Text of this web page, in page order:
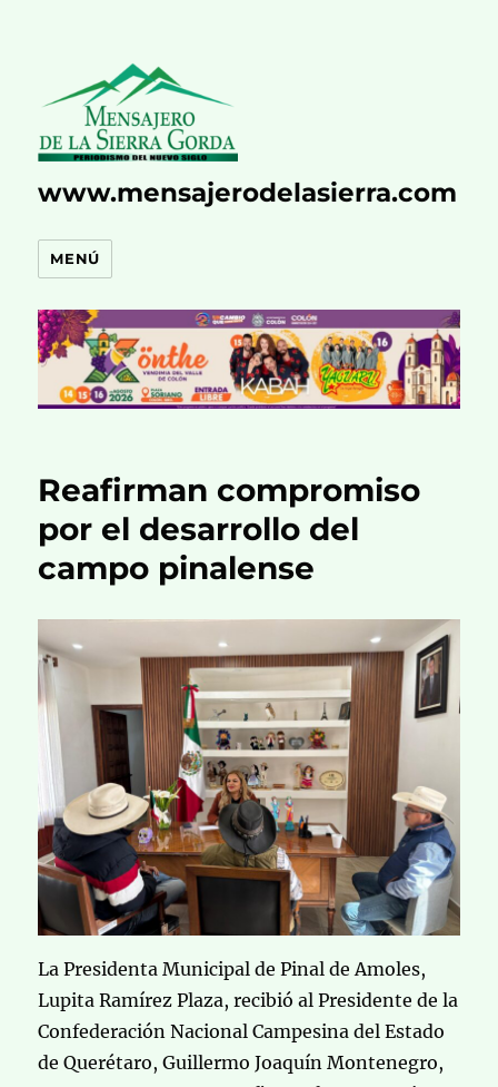
www.mensajerodelasierra.com
MENÚ
Reafirman compromiso
por el desarrollo del
campo pinalense
La Presidenta Municipal de Pinal de Amoles,
Lupita Ramírez Plaza, recibió al Presidente de la
Confederación Nacional Campesina del Estado
de Querétaro, Guillermo Joaquín Montenegro,